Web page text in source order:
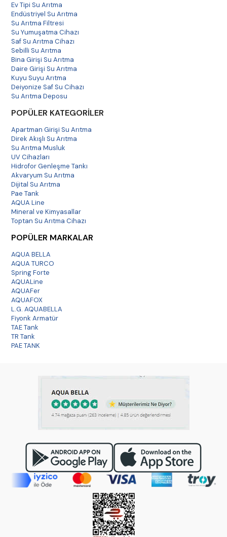
Ev Tipi Su Arıtma
Endüstriyel Su Arıtma
Su Arıtma Filtresi
Su Yumuşatma Cihazı
Saf Su Arıtma Cihazı
Sebilli Su Arıtma
Bina Girişi Su Arıtma
Daire Girişi Su Arıtma
Kuyu Suyu Arıtma
Deiyonize Saf Su Cihazı
Su Arıtma Deposu
POPÜLER KATEGORİLER
Apartman Girişi Su Arıtma
Direk Akışlı Su Arıtma
Su Arıtma Musluk
UV Cihazları
Hidrofor Genleşme Tankı
Akvaryum Su Arıtma
Dijital Su Arıtma
Pae Tank
AQUA Line
Mineral ve Kimyasallar
Toptan Su Arıtma Cihazı
POPÜLER MARKALAR
AQUA BELLA
AQUA TURCO
Spring Forte
AQUALine
AQUAFer
AQUAFOX
L.G. AQUABELLA
Fiyonk Armatür
TAE Tank
TR Tank
PAE TANK